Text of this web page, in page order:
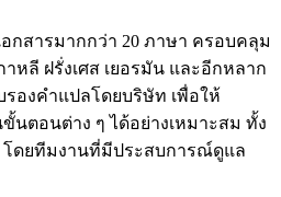
อกสารมากกว่า 20 ภาษา ครอบคลุม
หลี ฝรั่งเศส เยอรมัน และอีกหลาก
องคำแปลโดยบริษัท เพื่อให้
นตอนต่าง ๆ ได้อย่างเหมาะสม ทั้ง
โดยทีมงานที่มีประสบการณ์ดูแล